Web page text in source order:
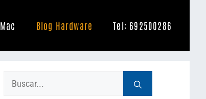
Mac Blog Hardware Tel: 692500286